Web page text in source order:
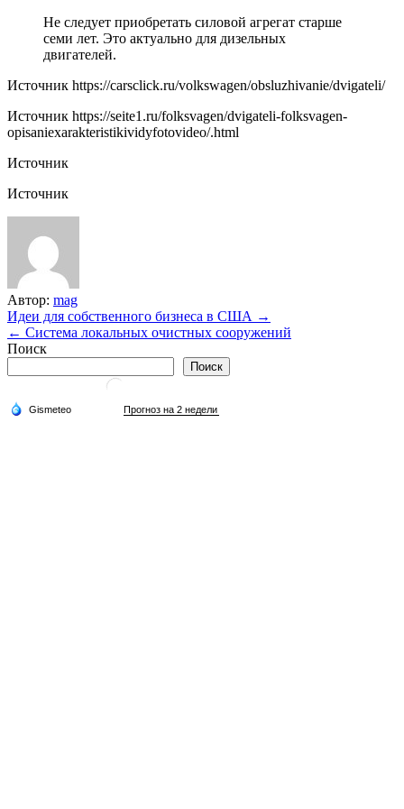
Не следует приобретать силовой агрегат старше
семи лет. Это актуально для дизельных
двигателей.
Источник https://carsclick.ru/volkswagen/obsluzhivanie/dvigateli/
Источник https://seite1.ru/folksvagen/dvigateli-folksvagen-
opisaniexarakteristikividyfotovideo/.html
Источник
Источник
Автор: mag
Навигация
по
Идеи для собственного бизнеса в США →
← Система локальных очистных сооружений
Поиск
Поиск